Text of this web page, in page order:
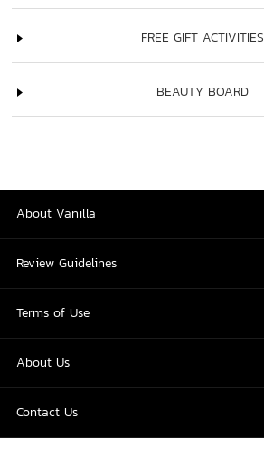
FREE GIFT ACTIVITIES
BEAUTY BOARD
About Vanilla
Review Guidelines
Terms of Use
About Us
Contact Us